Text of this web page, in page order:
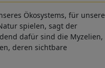
Ökosystems, für unsere
spielen, sagt der
dafür sind die Myzelien,
deren sichtbare